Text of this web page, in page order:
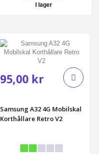
I lager
95,00 kr
Samsung A32 4G Mobilskal
Korthållare Retro V2